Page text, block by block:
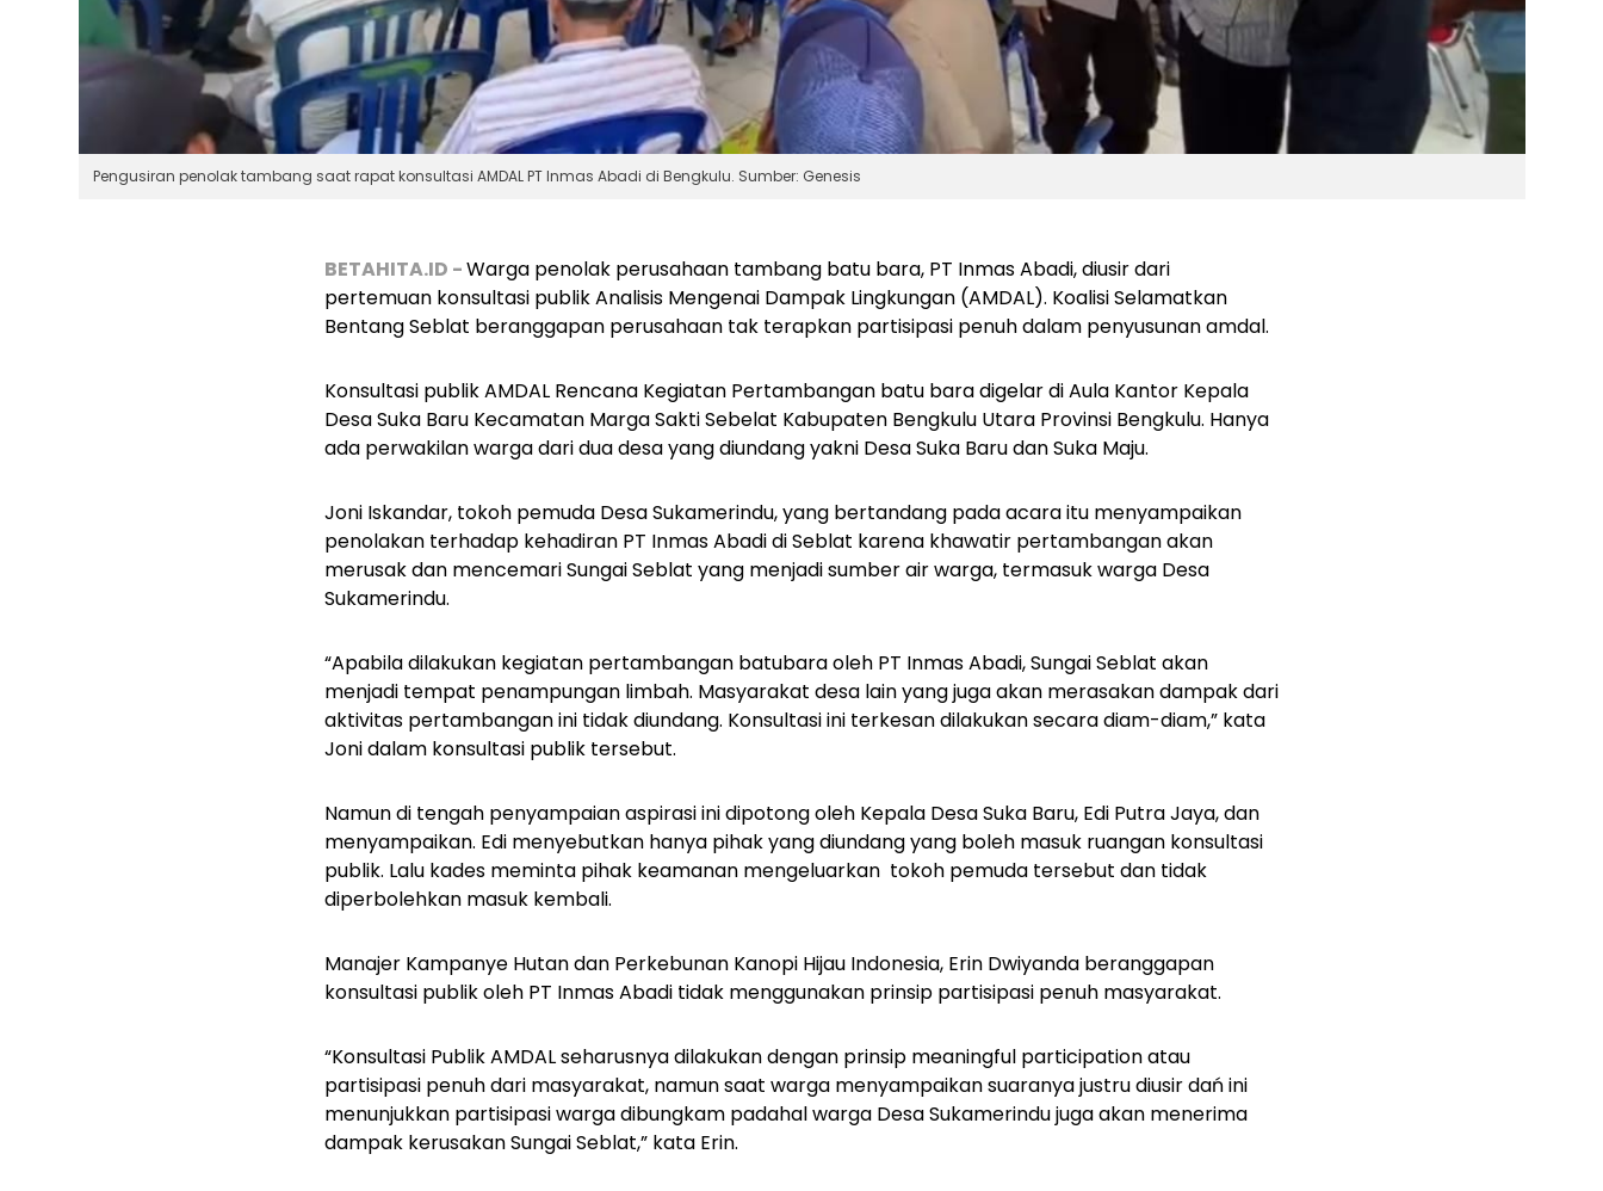
Pengusiran penolak tambang saat rapat konsultasi AMDAL PT Inmas Abadi di Bengkulu. Sumber: Genesis
BETAHITA.ID -Warga penolak perusahaan tambang batu bara, PT Inmas Abadi, diusir dari
pertemuan konsultasi publik Analisis Mengenai Dampak Lingkungan (AMDAL). Koalisi Selamatkan
Bentang Seblat beranggapan perusahaan tak terapkan partisipasi penuh dalam penyusunan amdal.
Konsultasi publik AMDAL Rencana Kegiatan Pertambangan batu bara digelar di Aula Kantor Kepala
Desa Suka Baru Kecamatan Marga Sakti Sebelat Kabupaten Bengkulu Utara Provinsi Bengkulu. Hanya
ada perwakilan warga dari dua desa yang diundang yakni Desa Suka Baru dan Suka Maju.
Joni Iskandar, tokoh pemuda Desa Sukamerindu, yang bertandang pada acara itu menyampaikan
penolakan terhadap kehadiran PT Inmas Abadi di Seblat karena khawatir pertambangan akan
merusak dan mencemari Sungai Seblat yang menjadi sumber air warga, termasuk warga Desa
Sukamerindu.
“Apabila dilakukan kegiatan pertambangan batubara oleh PT Inmas Abadi, Sungai Seblat akan
menjadi tempat penampungan limbah. Masyarakat desa lain yang juga akan merasakan dampak dari
aktivitas pertambangan ini tidak diundang. Konsultasi ini terkesan dilakukan secara diam-diam,” kata
Joni dalam konsultasi publik tersebut.
Namun di tengah penyampaian aspirasi ini dipotong oleh Kepala Desa Suka Baru, Edi Putra Jaya, dan
menyampaikan. Edi menyebutkan hanya pihak yang diundang yang boleh masuk ruangan konsultasi
publik. Lalu kades meminta pihak keamanan mengeluarkan tokoh pemuda tersebut dan tidak
diperbolehkan masuk kembali.
Manajer Kampanye Hutan dan Perkebunan Kanopi Hijau Indonesia, Erin Dwiyanda beranggapan
konsultasi publik oleh PT Inmas Abadi tidak menggunakan prinsip partisipasi penuh masyarakat.
“Konsultasi Publik AMDAL seharusnya dilakukan dengan prinsip meaningful participation atau
partisipasi penuh dari masyarakat, namun saat warga menyampaikan suaranya justru diusir dań ini
menunjukkan partisipasi warga dibungkam padahal warga Desa Sukamerindu juga akan menerima
dampak kerusakan Sungai Seblat,” kata Erin.